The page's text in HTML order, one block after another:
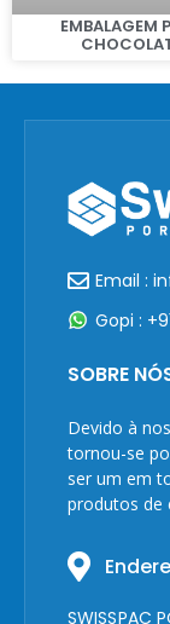
EMBALAGEM
Email :
Gopi :
SOBRE
Devido à
tornou-se
ser um em
produtos de
SWISSPAC